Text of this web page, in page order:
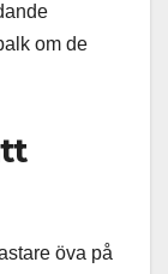
om de
öva på